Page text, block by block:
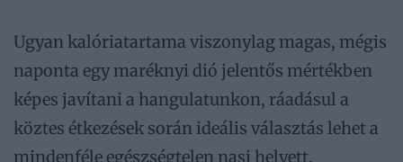
Ugyan kalóriatartama viszonylag magas, mégis
naponta egy maréknyi dió jelentős mértékben
képes javítani a hangulatunkon, ráadásul a
köztes étkezések során ideális választás lehet a
mindenféle egészségtelen nasi helyett.